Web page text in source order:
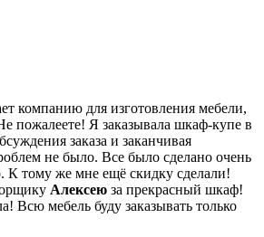
компанию для изготовления мебели,
пожалеете! Я заказывала шкаф-купе в
заказа и заканчивая
не было. Все было сделано очень
К тому же мне ещё скидку сделали!
Алексею за прекрасный шкаф!
Всю мебель буду заказывать только